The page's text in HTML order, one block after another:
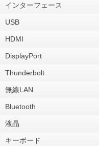
インターフェース
USB
HDMI
DisplayPort
Thunderbolt
無線LAN
Bluetooth
液晶
キーボード